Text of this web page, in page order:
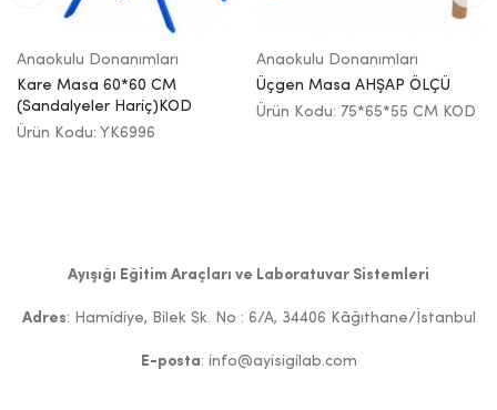
Anaokulu Donanımları
Kare Masa 60*60 CM
(Sandalyeler Hariç)KOD
Ürün Kodu: YK6996
Anaokulu Donanımları
Üçgen Masa AHŞAP ÖLÇÜ
Ürün Kodu: 75*65*55 CM KOD
Ayışığı Eğitim Araçları ve Laboratuvar Sistemleri
Adres: Hamidiye, Bilek Sk. No : 6/A, 34406 Kâğıthane/İstanbul
E-posta: info@ayisigilab.com